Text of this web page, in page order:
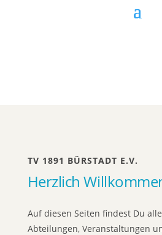
TV 1891 BÜRSTADT E.V.
Herzlich
Auf diesen Seiten findest Du
Abteilungen, Veranstaltungen